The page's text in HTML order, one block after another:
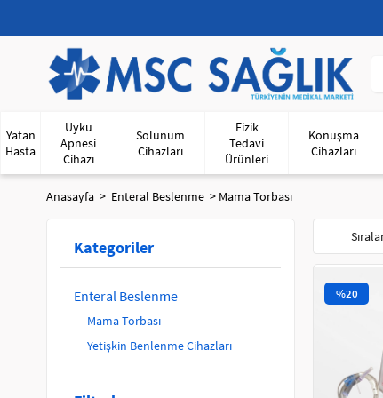
Yatan
Hasta
Uyku
Apnesi
Cihazı
Solunum
Cihazları
Fizik
Tedavi
Ürünleri
Konuşma
Cihazları
Anasayfa Enteral Beslenme Mama Torbası
Kategoriler
Enteral Beslenme
Mama Torbası
Yetişkin Benlenme Cihazları
%20